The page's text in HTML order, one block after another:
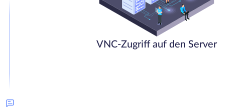
VNC-Zugriff auf den Server